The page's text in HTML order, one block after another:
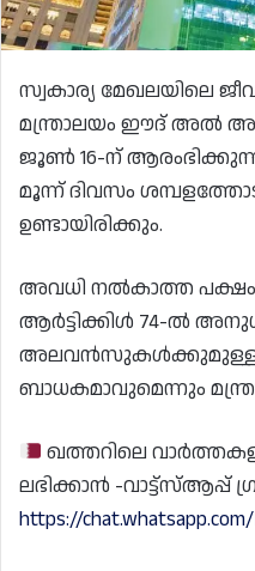
സ്വകാര്യ മേഖലയിലെ
മന്ത്രാലയം ഈദ് അൽ
ജൂൺ 16-ന്
മൂന്ന് ദിവസം
ഉണ്ടായിരിക്കും.
അവധി നൽകാത്ത
ആർട്ടിക്കിൾ 74-ൽ
അലവൻസുകൾക്കുമുള്ള
ബാധകമാവുമെന്നും
ഖത്തറിലെ
ലഭിക്കാൻ -വാട്ട്സ്ആപ്പ്
https://